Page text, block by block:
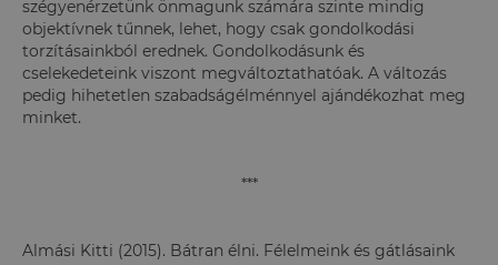
szégyenérzetünk önmagunk számára szinte mindig
objektívnek tűnnek, lehet, hogy csak gondolkodási
torzításainkból erednek. Gondolkodásunk és
cselekedeteink viszont megváltoztathatóak. A változás
pedig hihetetlen szabadságélménnyel ajándékozhat meg
minket.
***
Almási Kitti (2015). Bátran élni. Félelmeink és gátlásaink